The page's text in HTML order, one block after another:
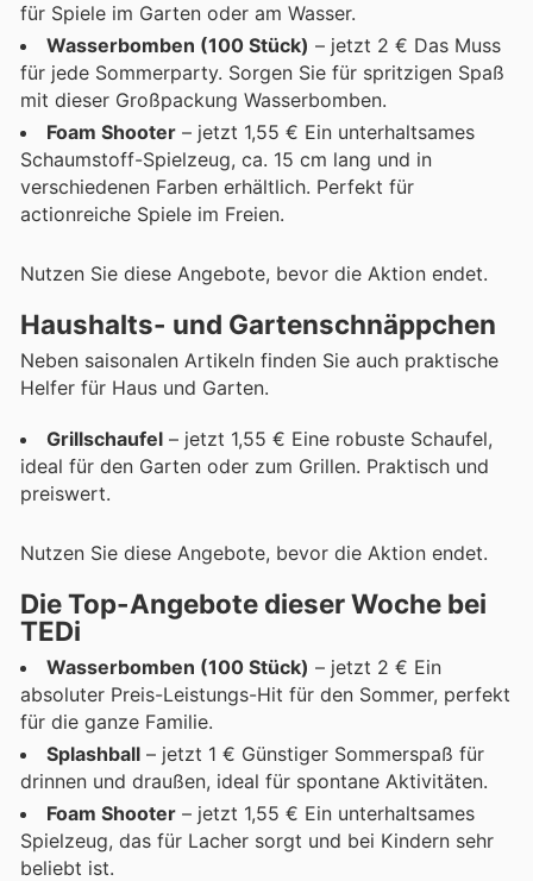
für Spiele im Garten oder am Wasser.
Wasserbomben (100 Stück) – jetzt 2 € Das Muss
für jede Sommerparty. Sorgen Sie für spritzigen Spaß
mit dieser Großpackung Wasserbomben.
Foam Shooter – jetzt 1,55 € Ein unterhaltsames
Schaumstoff-Spielzeug, ca. 15 cm lang und in
verschiedenen Farben erhältlich. Perfekt für
actionreiche Spiele im Freien.
Nutzen Sie diese Angebote, bevor die Aktion endet.
Haushalts- und Gartenschnäppchen
Neben saisonalen Artikeln finden Sie auch praktische
Helfer für Haus und Garten.
Grillschaufel – jetzt 1,55 € Eine robuste Schaufel,
ideal für den Garten oder zum Grillen. Praktisch und
preiswert.
Nutzen Sie diese Angebote, bevor die Aktion endet.
Die Top-Angebote dieser Woche bei
TEDi
Wasserbomben (100 Stück) – jetzt 2 € Ein
absoluter Preis-Leistungs-Hit für den Sommer, perfekt
für die ganze Familie.
Splashball – jetzt 1 € Günstiger Sommerspaß für
drinnen und draußen, ideal für spontane Aktivitäten.
Foam Shooter – jetzt 1,55 € Ein unterhaltsames
Spielzeug, das für Lacher sorgt und bei Kindern sehr
beliebt ist.